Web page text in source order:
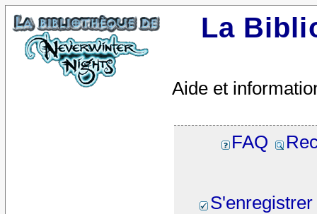
La
Aide et
FAQ
S'enregistrer